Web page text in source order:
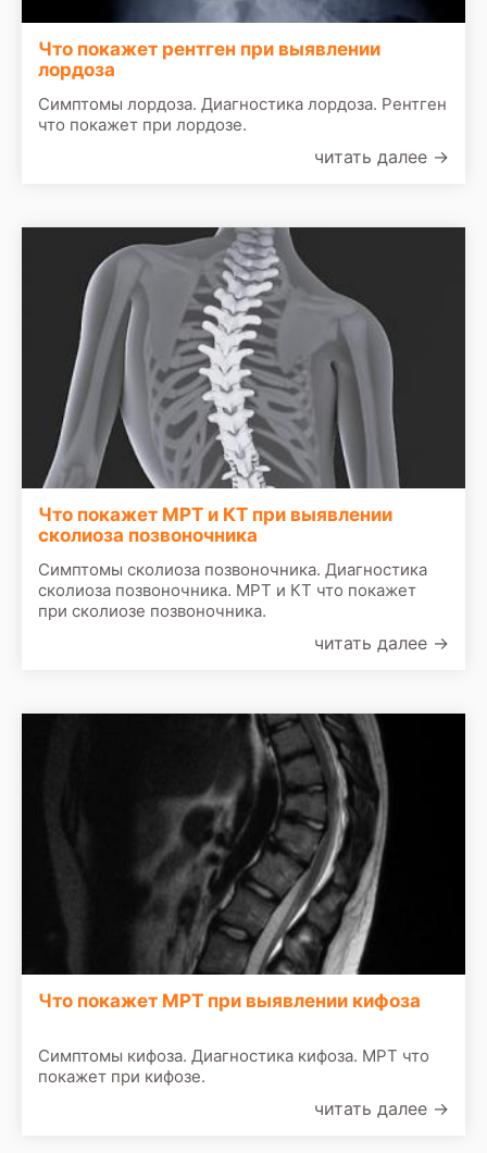
Что покажет рентген при выявлении
лордоза
Симптомы лордоза. Диагностика лордоза. Рентген
что покажет при лордозе.
читать далее →
Что покажет МРТ и КТ при выявлении
сколиоза позвоночника
Симптомы сколиоза позвоночника. Диагностика
сколиоза позвоночника. МРТ и КТ что покажет
при сколиозе позвоночника.
читать далее →
Что покажет МРТ при выявлении кифоза
Симптомы кифоза. Диагностика кифоза. МРТ что
покажет при кифозе.
читать далее →